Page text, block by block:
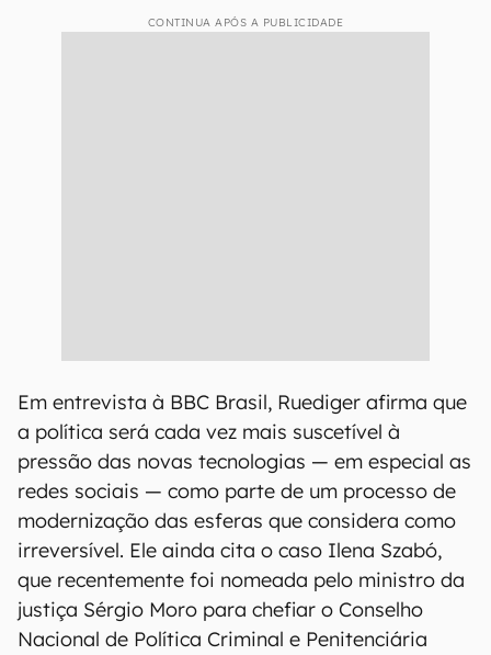
CONTINUA APÓS A PUBLICIDADE
Em entrevista à BBC Brasil, Ruediger afirma que
a política será cada vez mais suscetível à
pressão das novas tecnologias — em especial as
redes sociais — como parte de um processo de
modernização das esferas que considera como
irreversível. Ele ainda cita o caso Ilena Szabó,
que recentemente foi nomeada pelo ministro da
justiça Sérgio Moro para chefiar o Conselho
Nacional de Política Criminal e Penitenciária